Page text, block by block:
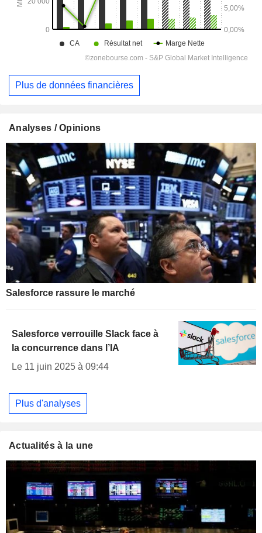
Plus de données financières
Analyses / Opinions
Salesforce rassure le marché
Salesforce verrouille Slack face à
la concurrence dans l’IA
Le 11 juin 2025 à 09:44
Plus d'analyses
Actualités à la une